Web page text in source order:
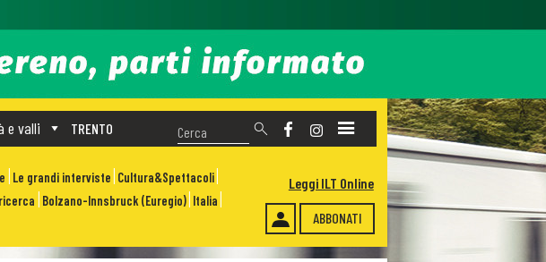
TRENTO
e valli
Le grandi interviste Cultura&Spettacoli
Bolzano-Innsbruck (Euregio) Italia
ABBONATI
Leggi ILT Online